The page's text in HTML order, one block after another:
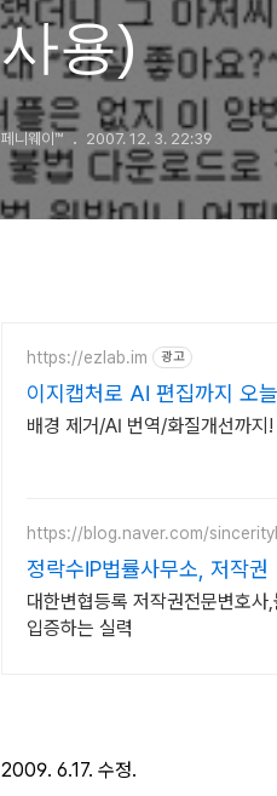
사용)
페니웨이™ 2007. 12. 3. 22:39
https://ezlab.im 광고
이지캡처로 AI 편집까지 오
배경 제거/AI 번역/화질개선까지
https://blog.naver.com/
정락수IP법률사무소, 저작권
대한변협등록 저작권전문변호
입증하는 실력
2009. 6.17. 수정.